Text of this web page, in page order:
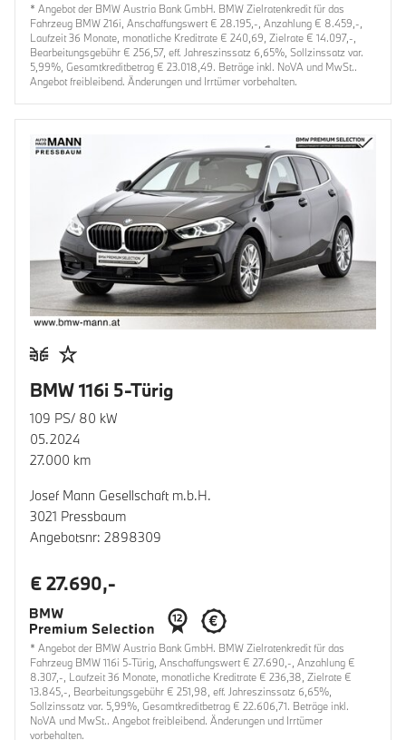
* Angebot der BMW Austria Bank GmbH. BMW Zielratenkredit für das
Fahrzeug BMW 216i, Anschaffungswert € 28.195,-, Anzahlung € 8.459,-,
Laufzeit 36 Monate, monatliche Kreditrate € 240,69, Zielrate € 14.097,-,
Bearbeitungsgebühr € 256,57, eff. Jahreszinssatz 6,65%, Sollzinssatz var.
5,99%, Gesamtkreditbetrag € 23.018,49. Beträge inkl. NoVA und MwSt..
Angebot freibleibend. Änderungen und Irrtümer vorbehalten.
BMW 116i 5-Türig
109 PS/ 80 kW
05.2024
27.000 km
Josef Mann Gesellschaft m.b.H.
3021 Pressbaum
Angebotsnr: 2898309
€ 27.690,-
* Angebot der BMW Austria Bank GmbH. BMW Zielratenkredit für das
Fahrzeug BMW 116i 5-Türig, Anschaffungswert € 27.690,-, Anzahlung €
8.307,-, Laufzeit 36 Monate, monatliche Kreditrate € 236,38, Zielrate €
13.845,-, Bearbeitungsgebühr € 251,98, eff. Jahreszinssatz 6,65%,
Sollzinssatz var. 5,99%, Gesamtkreditbetrag € 22.606,71. Beträge inkl.
NoVA und MwSt.. Angebot freibleibend. Änderungen und Irrtümer
vorbehalten.